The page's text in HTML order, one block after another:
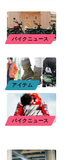
バイクニュース
アイテム
バイクニュース